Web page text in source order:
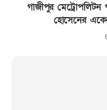
গাজীপুর
হোসেনের